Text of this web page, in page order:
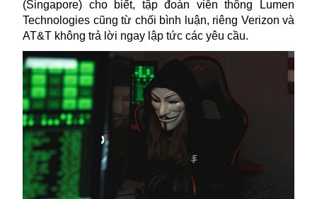
(Singapore) cho biết, tập đoàn viễn thông Lumen
Technologies cũng từ chối bình luận, riêng Verizon và
AT&T không trả lời ngay lập tức các yêu cầu.